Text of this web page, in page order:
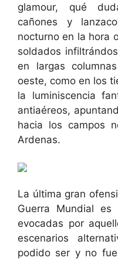
glamour, qué
cañones y
nocturno en la hora
soldados
en largas
oeste, como en los
la luminiscencia
antiaéreos,
hacia los campos
Ardenas.
La última gran
Guerra Mundial
evocadas por
escenarios
podido ser y no